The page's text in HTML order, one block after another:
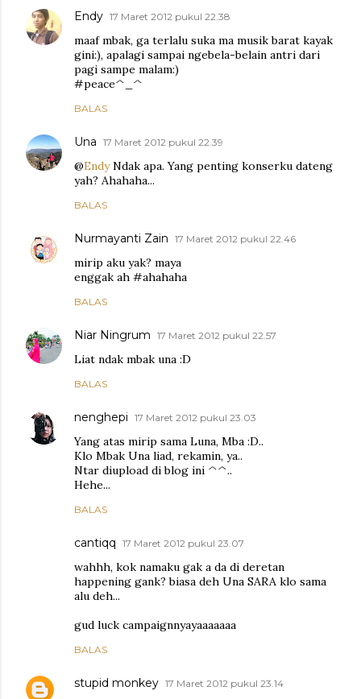
Endy 17 Maret 2012 pukul 22.38
maaf mbak, ga terlalu suka ma musik barat kayak
gini:), apalagi sampai ngebela-belain antri dari
pagi sampe malam:)
#peace^_^
BALAS
Una 17 Maret 2012 pukul 22.39
@EndyNdak apa. Yang penting konserku dateng
yah? Ahahaha...
BALAS
Nurmayanti Zain 17 Maret 2012 pukul 22.46
mirip aku yak? maya
enggak ah #ahahaha
BALAS
Niar Ningrum 17 Maret 2012 pukul 22.57
Liat ndak mbak una :D
BALAS
nenghepi 17 Maret 2012 pukul 23.03
Yang atas mirip sama Luna, Mba :D..
Klo Mbak Una liad, rekamin, ya..
Ntar diupload di blog ini ^^..
Hehe...
BALAS
cantiqq 17 Maret 2012 pukul 23.07
wahhh, kok namaku gak a da di deretan
happening gank? biasa deh Una SARA klo sama
alu deh...
gud luck campaignnyayaaaaaaa
BALAS
stupid monkey 17 Maret 2012 pukul 23.14